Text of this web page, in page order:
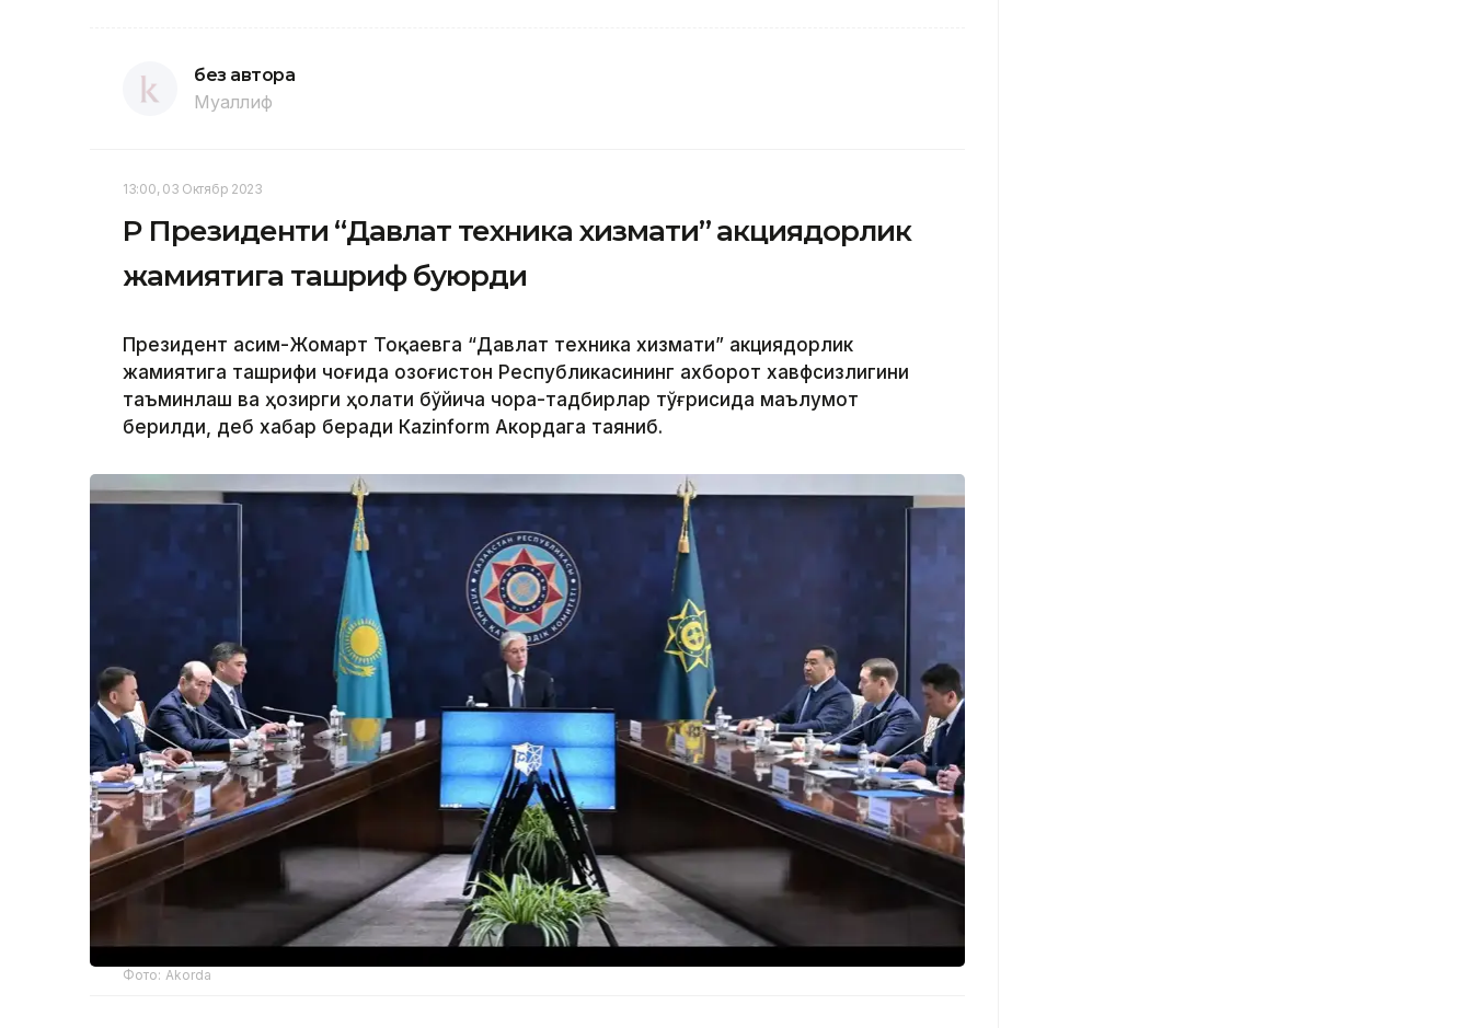
без автора
Муаллиф
13:00, 03 Октябр 2023
ҚР Президенти “Давлат техника хизмати” акциядорлик
жамиятига ташриф буюрди
Президент Қасим-Жомарт Тоқаевга “Давлат техника хизмати” акциядорлик
жамиятига ташрифи чоғида Қозоғистон Республикасининг ахборот хавфсизлигини
таъминлаш ва ҳозирги ҳолати бўйича чора-тадбирлар тўғрисида маълумот
берилди, деб хабар беради Каzinform Акордага таяниб.
Фото: Akorda